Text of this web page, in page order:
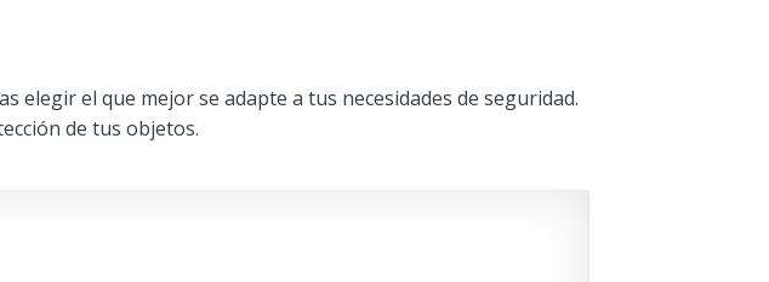
elegir el que mejor se adapte a tus necesidades de seguridad.
de tus objetos.